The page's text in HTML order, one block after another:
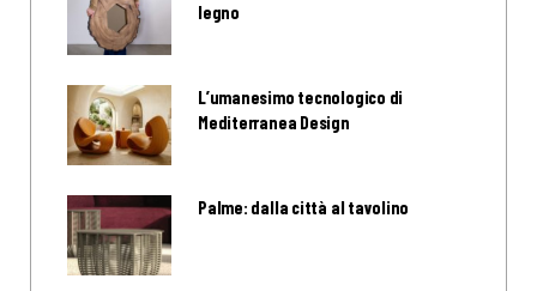
legno
L’umanesimo tecnologico di
Mediterranea Design
Palme: dalla città al tavolino